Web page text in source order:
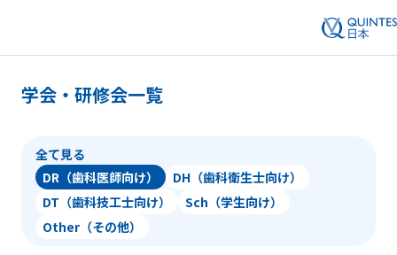
学会・研修会一覧
全て見る
DR（歯科医師向け）
DH（歯科衛生士向け）
DT（歯科技工士向け）
Sch（学生向け）
Other（その他）